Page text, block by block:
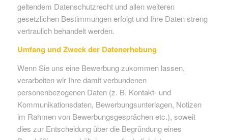
geltendem Datenschutzrecht und allen weiteren
gesetzlichen Bestimmungen erfolgt und Ihre Daten streng
vertraulich behandelt werden.
Umfang und Zweck der Datenerhebung
Wenn Sie uns eine Bewerbung zukommen lassen,
verarbeiten wir Ihre damit verbundenen
personenbezogenen Daten (z. B. Kontakt- und
Kommunikationsdaten, Bewerbungsunterlagen, Notizen
im Rahmen von Bewerbungsgesprächen etc.), soweit
dies zur Entscheidung über die Begründung eines